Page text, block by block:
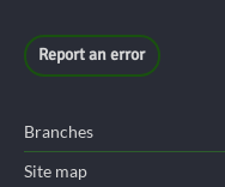
Report an error
Branches
Site map